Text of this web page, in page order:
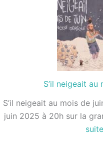
S’il neigeait au
S’il neigeait au mois de
juin 2025 à 20h sur la
suite